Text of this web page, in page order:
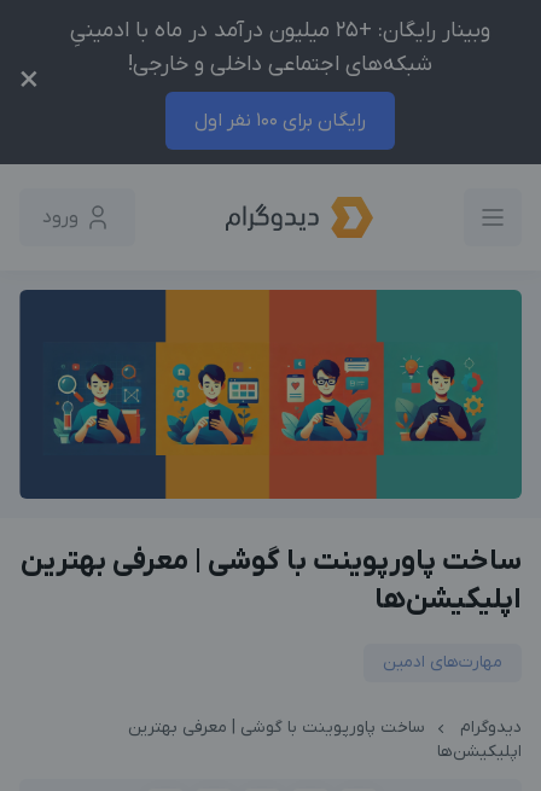
وبینار رایگان: +25 میلیون درآمد در ماه با ادمینیِ
شبکه‌های اجتماعی داخلی و خارجی!
رایگان برای 100 نفر اول
×
ورود
ساخت پاورپوینت با گوشی | معرفی بهترین
اپلیکیشن‌ها
مهارت‌های ادمین
دیدوگرام
ساخت پاورپوینت با گوشی | معرفی بهترین
اپلیکیشن‌ها